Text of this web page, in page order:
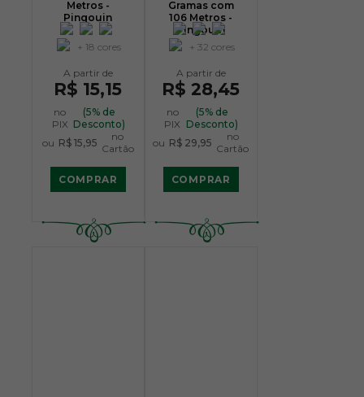
Metros -
Pingouin
+ 18 cores
R$ 15,15
no
PIX
(5% de
Desconto)
ou R$ 15,95
no
Cartão
COMPRAR
Gramas com
106 Metros -
Pingouin
+ 32 cores
R$ 28,45
no
PIX
(5% de
Desconto)
ou R$ 29,95
no
Cartão
COMPRAR